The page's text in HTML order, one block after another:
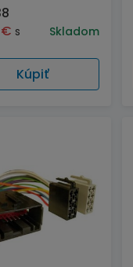
€ s
Skladom
Kúpiť